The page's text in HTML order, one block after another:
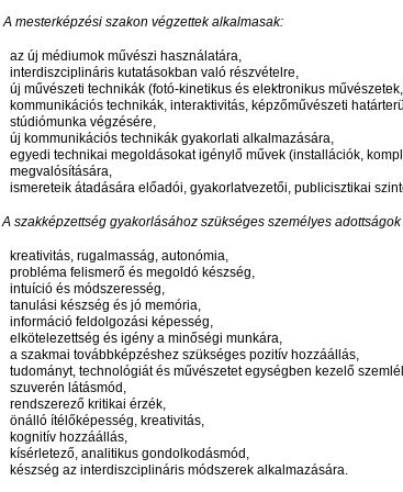
A mesterképzési szakon végzettek alkalmasak:
az új médiumok művészi használatára,
interdiszciplináris kutatásokban való részvételre,
új művészeti technikák (fotó-kinetikus és elektronikus
kommunikációs technikák, interaktivitás, képzőművészeti
stúdiómunka végzésére,
új kommunikációs technikák gyakorlati alkalmazására,
egyedi technikai megoldásokat igénylő művek (installációk,
megvalósítására,
ismereteik átadására előadói, gyakorlatvezetői, publicisztikai
A szakképzettség gyakorlásához szükséges személyes
kreativitás, rugalmasság, autonómia,
probléma felismerő és megoldó készség,
intuíció és módszeresség,
tanulási készség és jó memória,
információ feldolgozási képesség,
elkötelezettség és igény a minőségi munkára,
a szakmai továbbképzéshez szükséges pozitív hozzáállás,
tudományt, technológiát és művészetet egységben kezelő
szuverén látásmód,
rendszerező kritikai érzék,
önálló ítélőképesség, kreativitás,
kognitív hozzáállás,
kísérletező, analitikus gondolkodásmód,
készség az interdiszciplináris módszerek alkalmazására.